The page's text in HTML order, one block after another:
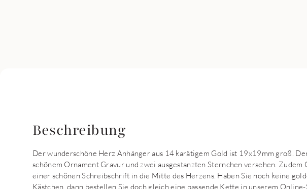
Beschreibung
Der wunderschöne Herz Anhänger aus 14 karätigem Gold ist 19x19mm groß.
schönem Ornament Gravur und zwei ausgestanzten Sternchen versehen.
einer schönen Schreibschrift in die Mitte des Herzens. Haben Sie noch keine
Kästchen, dann bestellen Sie doch gleich eine passende Kette in unserem